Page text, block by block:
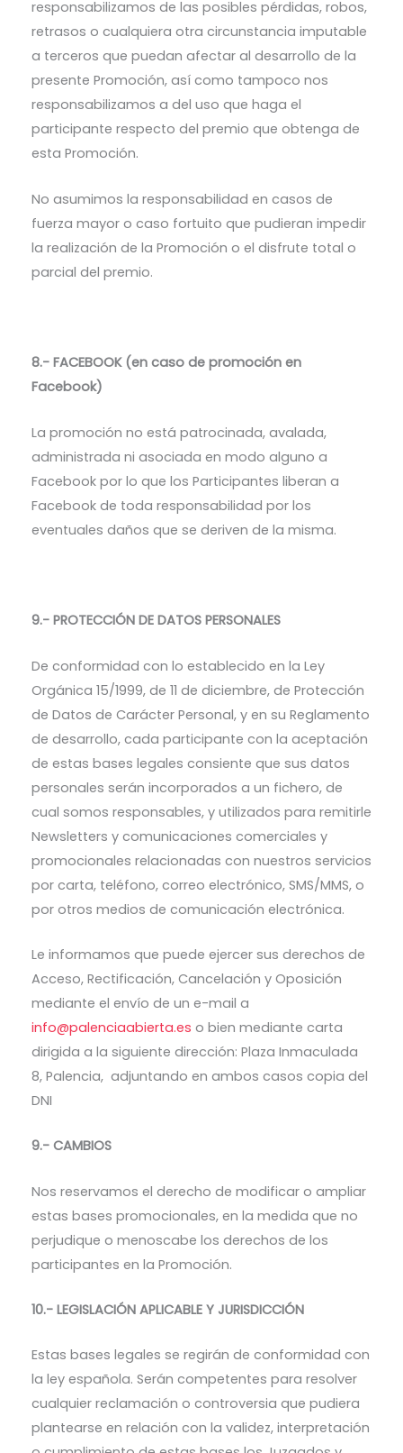
responsabilizamos de las posibles pérdidas, robos,
retrasos o cualquiera otra circunstancia imputable
a terceros que puedan afectar al desarrollo de la
presente Promoción, así como tampoco nos
responsabilizamos a del uso que haga el
participante respecto del premio que obtenga de
esta Promoción.
No asumimos la responsabilidad en casos de
fuerza mayor o caso fortuito que pudieran impedir
la realización de la Promoción o el disfrute total o
parcial del premio.
8.- FACEBOOK (en caso de promoción en
Facebook)
La promoción no está patrocinada, avalada,
administrada ni asociada en modo alguno a
Facebook por lo que los Participantes liberan a
Facebook de toda responsabilidad por los
eventuales daños que se deriven de la misma.
9.- PROTECCIÓN DE DATOS PERSONALES
De conformidad con lo establecido en la Ley
Orgánica 15/1999, de 11 de diciembre, de Protección
de Datos de Carácter Personal, y en su Reglamento
de desarrollo, cada participante con la aceptación
de estas bases legales consiente que sus datos
personales serán incorporados a un fichero, de
cual somos responsables, y utilizados para remitirle
Newsletters y comunicaciones comerciales y
promocionales relacionadas con nuestros servicios
por carta, teléfono, correo electrónico, SMS/MMS, o
por otros medios de comunicación electrónica.
Le informamos que puede ejercer sus derechos de
Acceso, Rectificación, Cancelación y Oposición
mediante el envío de un e-mail a
info@palenciaabierta.es o bien mediante carta
dirigida a la siguiente dirección: Plaza Inmaculada
8, Palencia, adjuntando en ambos casos copia del
DNI
9.- CAMBIOS
Nos reservamos el derecho de modificar o ampliar
estas bases promocionales, en la medida que no
perjudique o menoscabe los derechos de los
participantes en la Promoción.
10.- LEGISLACIÓN APLICABLE Y JURISDICCIÓN
Estas bases legales se regirán de conformidad con
la ley española. Serán competentes para resolver
cualquier reclamación o controversia que pudiera
plantearse en relación con la validez, interpretación